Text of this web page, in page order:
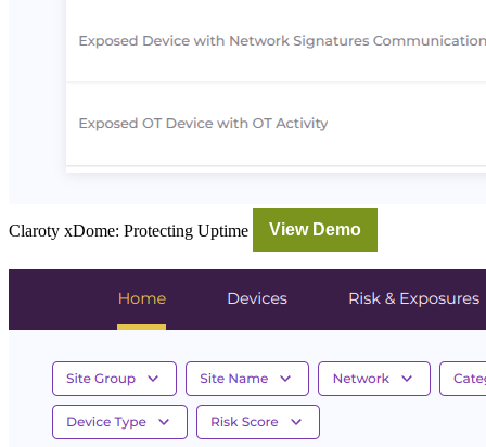
Claroty xDome: Protecting Uptime View Demo